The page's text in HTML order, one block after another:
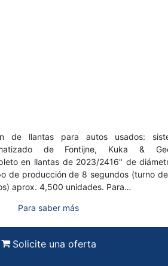
de llantas para autos usados:
de Fontijne, Kuka &
en llantas de 2023/2416" de
de producción de 8 segundos (turno
aprox. 4,500 unidades. Para…
Para saber más
Solicite una oferta